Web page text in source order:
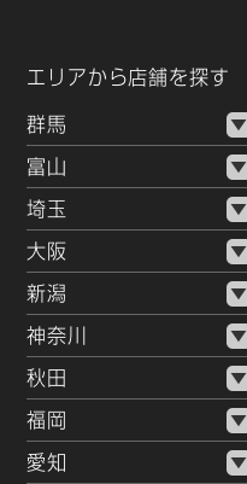
エリアから店舗を探す
群馬
富山
埼玉
大阪
新潟
神奈川
秋田
福岡
愛知